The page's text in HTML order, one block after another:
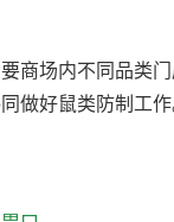
商场内不同品类
做好鼠类防制工作